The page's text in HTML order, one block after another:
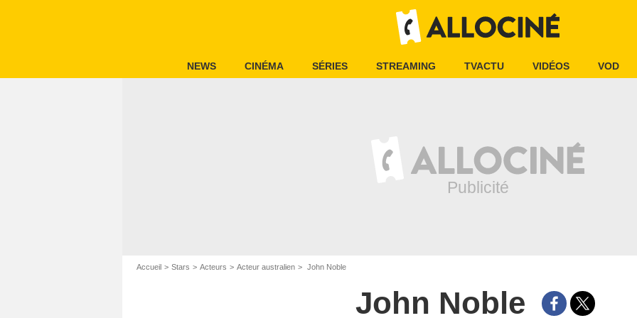
NEWS CINÉMA SÉRIES STREAMING TVACTU VIDÉOS VOD
Accueil Stars Acteurs Acteur australien John Noble
John Noble